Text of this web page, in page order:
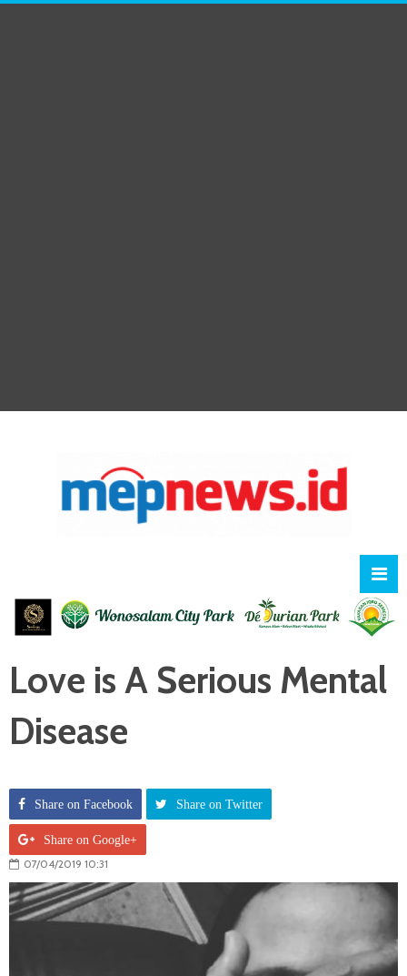
Love is A Serious Mental
Disease
Share on Facebook Share on Twitter
Share on Google+
07/04/2019 10:31